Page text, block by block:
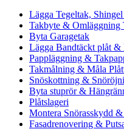
Lägga Tegeltak,
Takbyte & Omläggning
Byta Garagetak
Lägga Bandtäckt plåt &
Pappläggning &
Takmålning & Måla
Snöskottning &
Byta stuprör &
Plåtslageri
Montera Snörasskydd
Fasadrenovering &